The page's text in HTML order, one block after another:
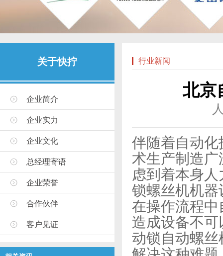
关于快拧
企业简介
企业实力
企业文化
总经理寄语
企业荣誉
合作伙伴
客户见证
行业新闻
北京
伴随着自动
术生产制造
虑到着本身
锁螺丝机机
在操作流程
造成设备不
动锁自动螺